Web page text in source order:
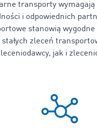
transporty wymagają
i odpowiednich
stanowią
zleceń
jak i